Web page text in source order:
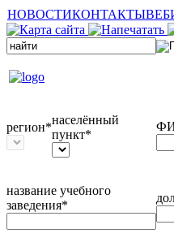
НОВОСТИКОНТАКТЫ
регион*
населённый
пункт*
название учебного
заведения*